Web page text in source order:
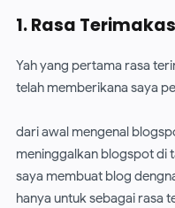
1. Rasa
Yah yang pertama rasa
telah memberikana saya
dari awal mengenal
meninggalkan blogspot di
saya membuat blog
hanya untuk sebagai rasa